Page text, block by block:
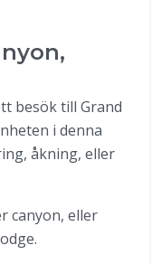
besök till Grand
i denna
åkning, eller
canyon, eller